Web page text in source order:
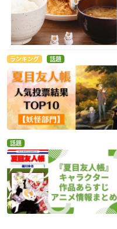
ランキング 話題
話題